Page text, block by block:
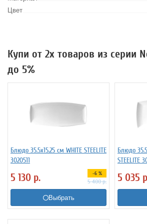
Цвет
Купи от 2х товаров из серии
до 5%
Блюдо 35.5x15.25 см WHITE STEELITE
3020511
5 130 р. -6 %
5 400р.
Выбрать
Блюдо
STEELITE
5 035